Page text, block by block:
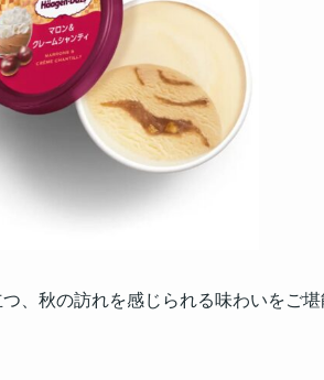
、秋の訪れを感じられる味わいをご堪